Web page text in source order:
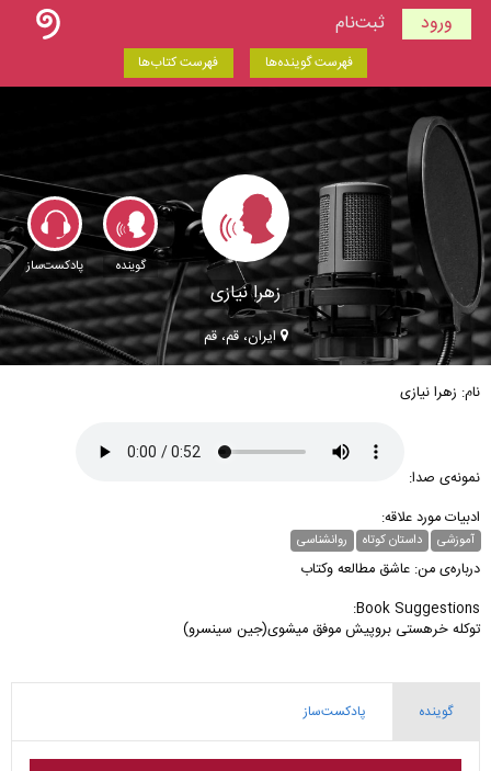
ورود ثبت‌نام
فهرست گوینده‌ها فهرست کتاب‌ها
گوینده پادکست‌ساز
زهرا نیازی
ایران، قم، قم
نام: زهرا نیازی
نمونه‌ی صدا:
ادبیات مورد علاقه:
آموزشی داستان کوتاه روانشناسی
درباره‌ی من: عاشق مطالعه وکتاب
Book Suggestions:
توکله خرهستی بروپیش موفق میشوی(جین سینسرو)
گوینده پادکست‌ساز